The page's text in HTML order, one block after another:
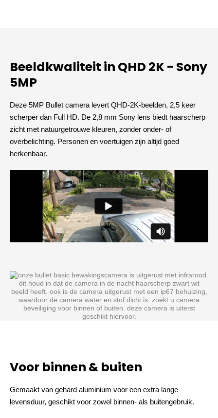
Beeldkwaliteit in QHD 2K - Sony
5MP
Deze 5MP Bullet camera levert QHD-2K-beelden, 2,5 keer
scherper dan Full HD. De 2,8 mm Sony lens biedt haarscherp
zicht met natuurgetrouwe kleuren, zonder onder- of
overbelichting. Personen en voertuigen zijn altijd goed
herkenbaar.
Voor binnen & buiten
Gemaakt van gehard aluminium voor een extra lange
levensduur, geschikt voor zowel binnen- als buitengebruik.